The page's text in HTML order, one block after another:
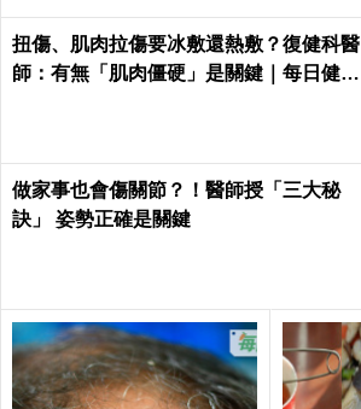
扭傷、肌肉拉傷要冰敷還熱敷？復健科醫
師：有無「肌肉僵硬」是關鍵｜每日健康
做家事也會傷關節？！醫師授「三大秘
訣」 姿勢正確是關鍵